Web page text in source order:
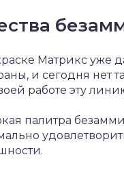
Матрикс уже
и сегодня нет
работе эту
палитра